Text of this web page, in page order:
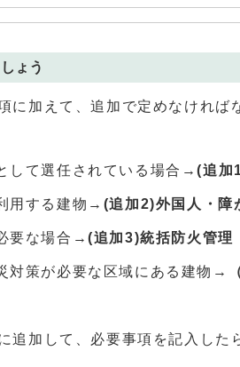
ょう
に加えて、追加で定めなければ
して選任されている場合→(追加
用する建物→ (追加2)外国人・障
要な場合→(追加3)統括防火管理
対策が必要な区域にある建物→
追加して、必要事項を記入した